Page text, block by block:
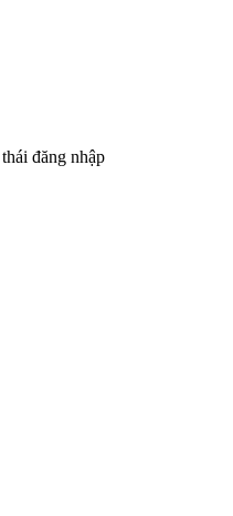
đăng nhập